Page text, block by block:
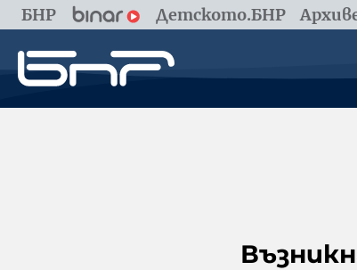
БНР Детското.БНР